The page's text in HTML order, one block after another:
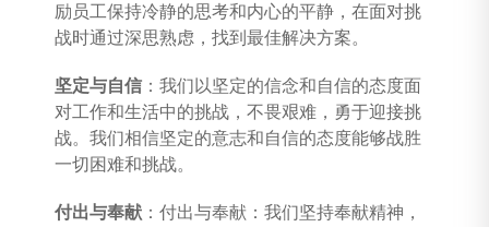
励员工保持冷静的思考和内心的平静，在面对挑
战时通过深思熟虑，找到最佳解决方案。
坚定与自信 ：我们以坚定的信念和自信的态度面
对工作和生活中的挑战，不畏艰难，勇于迎接挑
战。我们相信坚定的意志和自信的态度能够战胜
一切困难和挑战。
付出与奉献 ：付出与奉献：我们坚持奉献精神，